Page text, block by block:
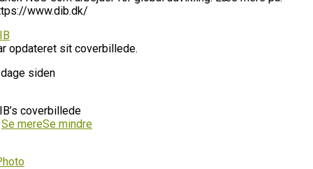
www.dib.dk/
opdateret sit coverbillede.
siden
coverbillede
Se mereSe mindre